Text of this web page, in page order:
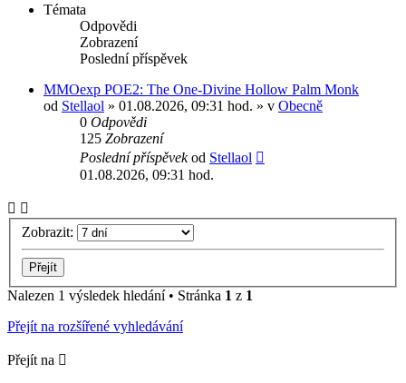
Témata
Odpovědi
Zobrazení
Poslední příspěvek
MMOexp POE2: The One-Divine Hollow Palm Monk
od Stellaol » 01.08.2026, 09:31 hod. » v Obecně
0 Odpovědi
125 Zobrazení
Poslední příspěvekod Stellaol
01.08.2026, 09:31 hod.
Zobrazit:
Nalezen 1 výsledek hledání • Stránka 1 z 1
Přejít na rozšířené vyhledávání
Přejít na